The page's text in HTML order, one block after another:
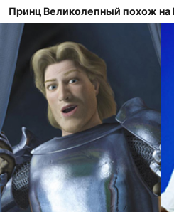
Голосование
Кандидаты
Случайное сходство 👍
Создать сходство
Для публикации необходима
Поиск
Принц Великолепный похож на